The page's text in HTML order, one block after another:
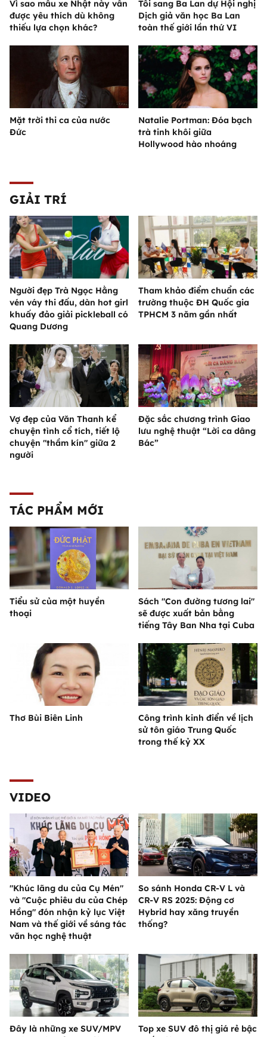
Vì sao mẫu xe Nhật này vẫn
được yêu thích dù không
thiếu lựa chọn khác?
Tôi sang Ba Lan dự Hội nghị
Dịch giả văn học Ba Lan
toàn thế giới lần thứ VI
Mặt trời thi ca của nước
Đức
Natalie Portman: Đóa bạch
trà tinh khôi giữa
Hollywood hào nhoáng
GIẢI TRÍ
Người đẹp Trà Ngọc Hằng
vén váy thi đấu, dàn hot girl
khuấy đảo giải pickleball có
Quang Dương
Tham khảo điểm chuẩn các
trường thuộc ĐH Quốc gia
TPHCM 3 năm gần nhất
Vợ đẹp của Văn Thanh kể
chuyện tình cổ tích, tiết lộ
chuyện "thầm kín" giữa 2
người
Đặc sắc chương trình Giao
lưu nghệ thuật “Lời ca dâng
Bác”
TÁC PHẨM MỚI
Tiểu sử của một huyền
thoại
Sách "Con đường tương lai"
sẽ được xuất bản bằng
tiếng Tây Ban Nha tại Cuba
Thơ Bùi Biên Linh
Công trình kinh điển về lịch
sử tôn giáo Trung Quốc
trong thế kỷ XX
VIDEO
"Khúc lãng du của Cụ Mén"
và "Cuộc phiêu du của Chép
Hồng" đón nhận kỷ lục Việt
Nam và thế giới về sáng tác
văn học nghệ thuật
So sánh Honda CR-V L và
CR-V RS 2025: Động cơ
Hybrid hay xăng truyền
thống?
Đây là những xe SUV/MPV
Top xe SUV đô thị giá rẻ bậc